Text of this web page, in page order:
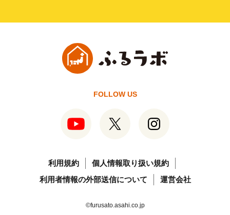
FOLLOW US
利用規約
個人情報取り扱い規約
利用者情報の外部送信について
運営会社
©furusato.asahi.co.jp